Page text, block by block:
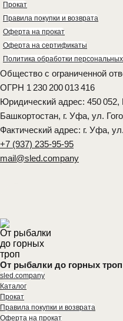
Прокат
Правила покупки и возврата
Оферта на прокат
Оферта на сертификаты
Политика обработки
Общество с ограниченной
ОГРН 1 230 200 013 416
Юридический адрес: 450 052,
Башкортостан, г. Уфа, ул.
Фактический адрес: г. Уфа,
+7 (937) 235-95-95
mail@sled.company
От рыбалки до горных троп
sled.company
Каталог
Прокат
Правила покупки и возврата
Оферта на прокат